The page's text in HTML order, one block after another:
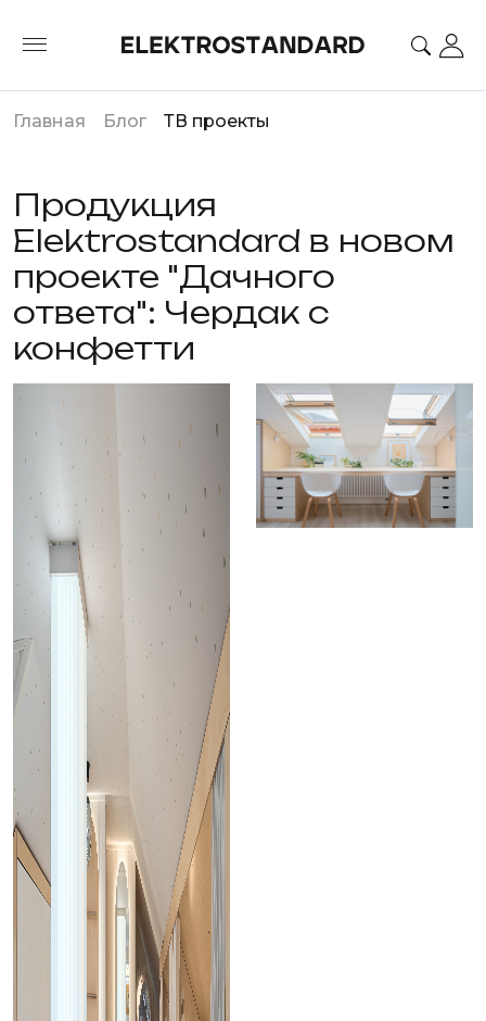
Главная Блог ТВ проекты
Продукция
Elektrostandard в новом
проекте "Дачного
ответа": Чердак с
конфетти